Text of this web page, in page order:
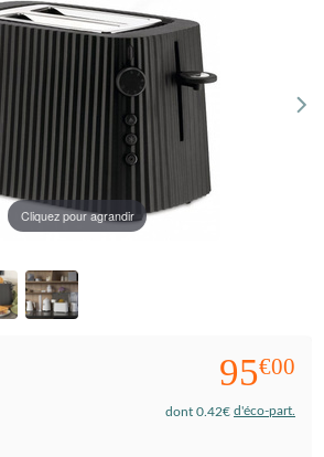
Cliquez pour agrandir
95€00
dont 0.42€ d'éco-part.